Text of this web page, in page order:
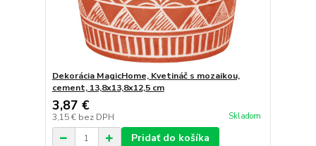
Dekorácia MagicHome, Kvetináč s mozaikou,
cement, 13,8x13,8x12,5 cm
3,87 €
3,15 € bez DPH Skladom
Pridať do košíka